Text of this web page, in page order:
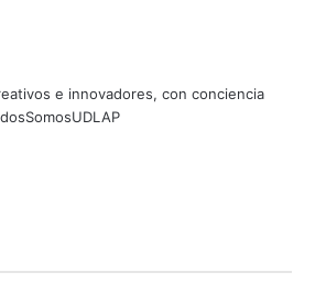
e innovadores, con conciencia